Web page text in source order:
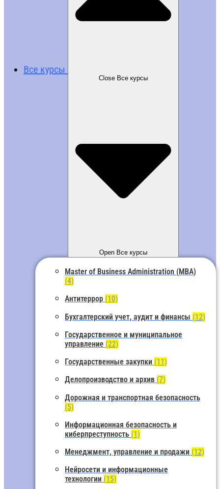
Все курсы
Close Все курсы
Open Все курсы
Master of Business Administration (MBA)
(4)
Антитеррор (10)
Бухгалтерский учет, аудит и финансы (12)
Государственное и муниципальное
управление (22)
Государственные закупки (11)
Делопроизводство и архив (7)
Дорожная и транспортная безопасность
(5)
Информационная безопасность и
киберпреступность (1)
Менеджмент, управление и продажи (12)
Нейросети и информационные
технологии (15)